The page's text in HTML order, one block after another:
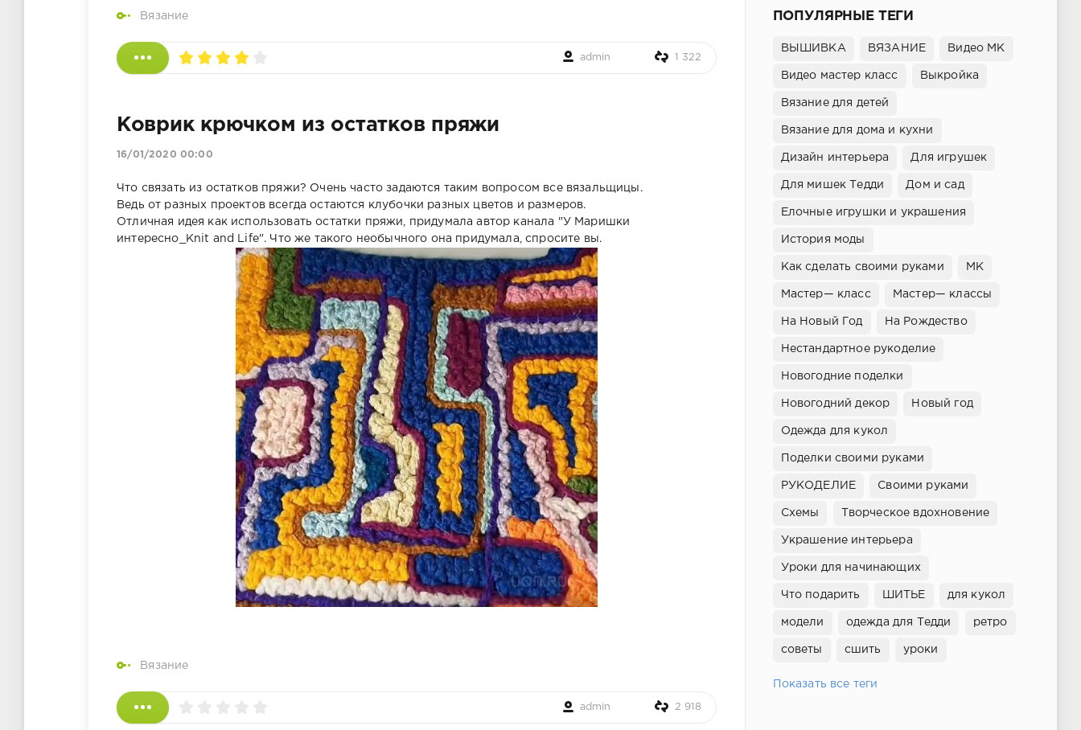
Вязание
admin 1 322
Коврик крючком из остатков пряжи
16/01/2020 00:00
Что связать из остатков пряжи? Очень часто задаются таким вопросом все вязальщицы.
Ведь от разных проектов всегда остаются клубочки разных цветов и размеров.
Отличная идея как использовать остатки пряжи, придумала автор канала "У Маришки
интересно_Knit and Life". Что же такого необычного она придумала, спросите вы.
Вязание
admin 2 918
ПОПУЛЯРНЫЕ ТЕГИ
ВЫШИВКА ВЯЗАНИЕ Видео МК
Видео мастер класс Выкройка
Вязание для детей
Вязание для дома и кухни
Дизайн интерьера Для игрушек
Для мишек Тедди Дом и сад
Елочные игрушки и украшения
История моды
Как сделать своими руками МК
Мастер— класс Мастер— классы
На Новый Год На Рождество
Нестандартное рукоделие
Новогодние поделки
Новогодний декор Новый год
Одежда для кукол
Поделки своими руками
РУКОДЕЛИЕ Своими руками
Схемы Творческое вдохновение
Украшение интерьера
Уроки для начинающих
Что подарить ШИТЬЕ для кукол
модели одежда для Тедди ретро
советы сшить уроки
Показать все теги